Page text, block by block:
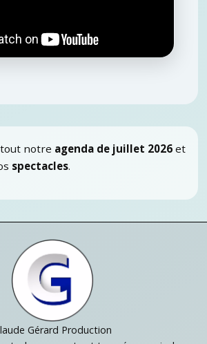
notre agenda de juillet 2026et
spectacles.
Gérard Production